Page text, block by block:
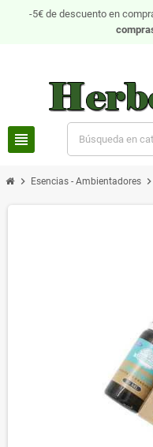
-5€ de descuento en
view_headline
chevron_right Esencias - Ambientadores chevron_right